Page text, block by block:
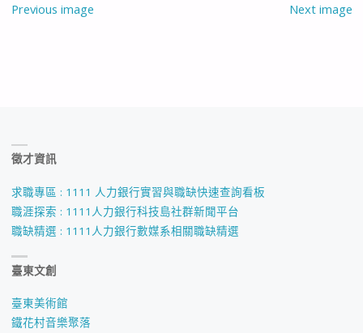
Previous image Next image
徵才資訊
求職專區 : 1111 人力銀行實習與職缺快速查詢看板
職涯探索 : 1111人力銀行科技島社群新聞平台
職缺精選 : 1111人力銀行數媒系相關職缺精選
臺東文創
臺東美術館
鐵花村音樂聚落